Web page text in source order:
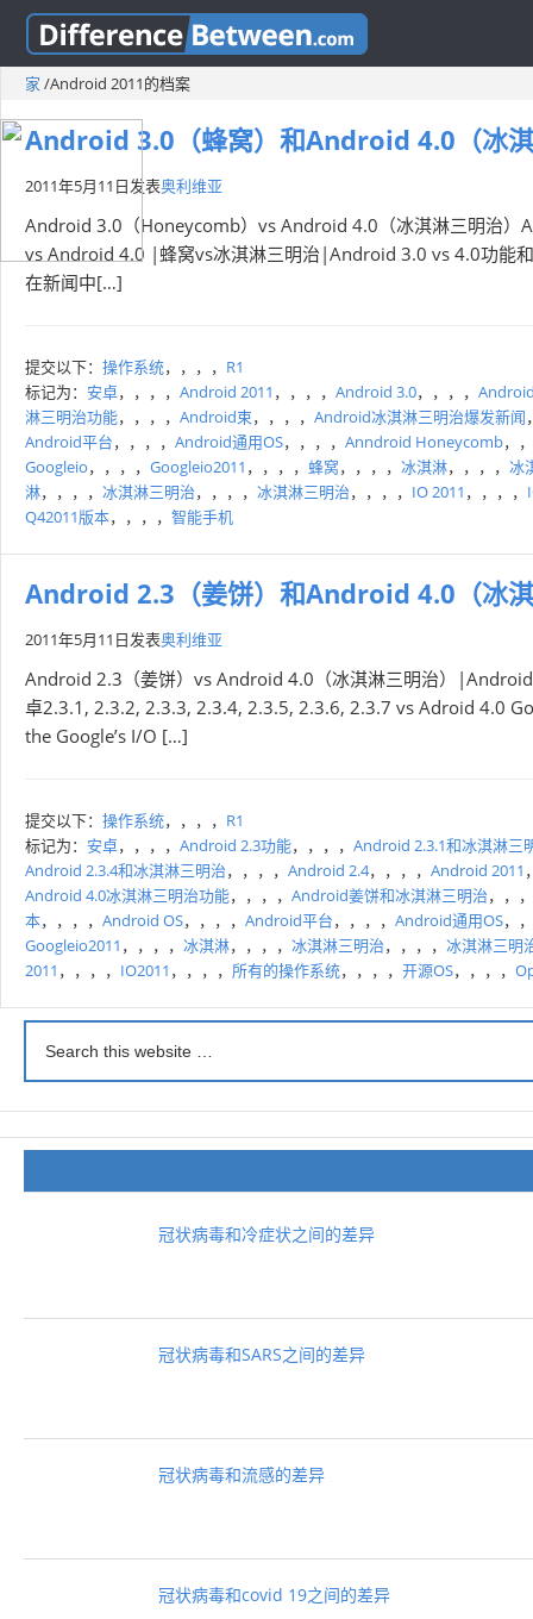
家 /Android 2011的档案
Android 3.0（蜂窝）和Android 4.0（冰
2011年5月11日发表奥利维亚
Android 3.0（Honeycomb）vs Android 4.0（冰淇淋三明治
vs Android 4.0 |蜂窝vs冰淇淋三明治|Android 3.0 vs 4.0功能
在新闻中[…]
提交以下： 操作系统，，，， R1
标记为： 安卓，，，， Android 2011 ，，，， Android 3.0，，，，
淋三明治功能，，，， Android束，，，， Android冰淇淋三明治爆发新闻
Android平台，，，， Android通用OS，，，， Anndroid Honeycomb，
Googleio，，，， Googleio2011 ，，，， 蜂窝，，，， 冰淇淋，，，， 冰
淋，，，， 冰淇淋三明治，，，， 冰淇淋三明治，，，， IO 2011 ，，，，
Q42011版本，，，， 智能手机
Android 2.3（姜饼）和Android 4.0（冰
2011年5月11日发表奥利维亚
Android 2.3（姜饼）vs Android 4.0（冰淇淋三明治）
卓2.3.1, 2.3.2, 2.3.3, 2.3.4, 2.3.5, 2.3.6, 2.3.7 vs Adroid 4.0
the Google’s I/O […]
提交以下： 操作系统，，，， R1
标记为： 安卓，，，， Android 2.3功能，，，， Android 2.3.1和冰淇淋三
Android 2.3.4和冰淇淋三明治，，，， Android 2.4，，，， Android 2011
Android 4.0冰淇淋三明治功能，，，， Android姜饼和冰淇淋三明治，，
本，，，， Android OS，，，， Android平台，，，， Android通用OS，
Googleio2011 ，，，， 冰淇淋，，，， 冰淇淋三明治，，，， 冰淇淋三明
2011 ，，，， IO2011 ，，，， 所有的操作系​​统，，，， 开源OS，，，，
冠状病毒和冷症状之间的差异
冠状病毒和SARS之间的差异
冠状病毒和流感的差异
冠状病毒和covid 19之间的差异